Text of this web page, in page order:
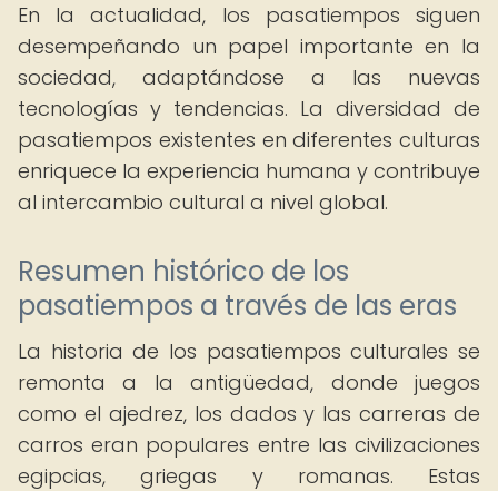
En la actualidad, los pasatiempos siguen
desempeñando un papel importante en la
sociedad, adaptándose a las nuevas
tecnologías y tendencias. La diversidad de
pasatiempos existentes en diferentes culturas
enriquece la experiencia humana y contribuye
al intercambio cultural a nivel global.
Resumen histórico de los
pasatiempos a través de las eras
La historia de los pasatiempos culturales se
remonta a la antigüedad, donde juegos
como el ajedrez, los dados y las carreras de
carros eran populares entre las civilizaciones
egipcias, griegas y romanas. Estas